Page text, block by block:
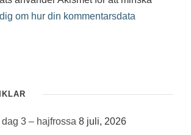
om hur din kommentarsdata
3 – hajfrossa 8 juli, 2026